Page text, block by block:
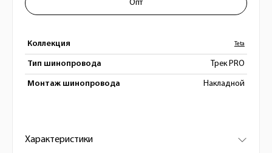
Коллекция Teta
Тип шинопровода Трек PRO
Монтаж шинопровода Накладной
Опт
Характеристики